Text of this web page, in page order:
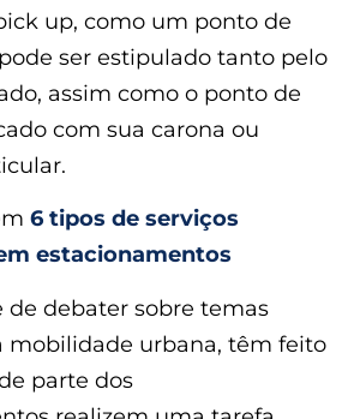
up, como um ponto de
ser estipulado tanto pelo
assim como o ponto de
com sua carona ou
6 tipos de serviços
estacionamentos
de debater sobre temas
mobilidade urbana, têm feito
parte dos